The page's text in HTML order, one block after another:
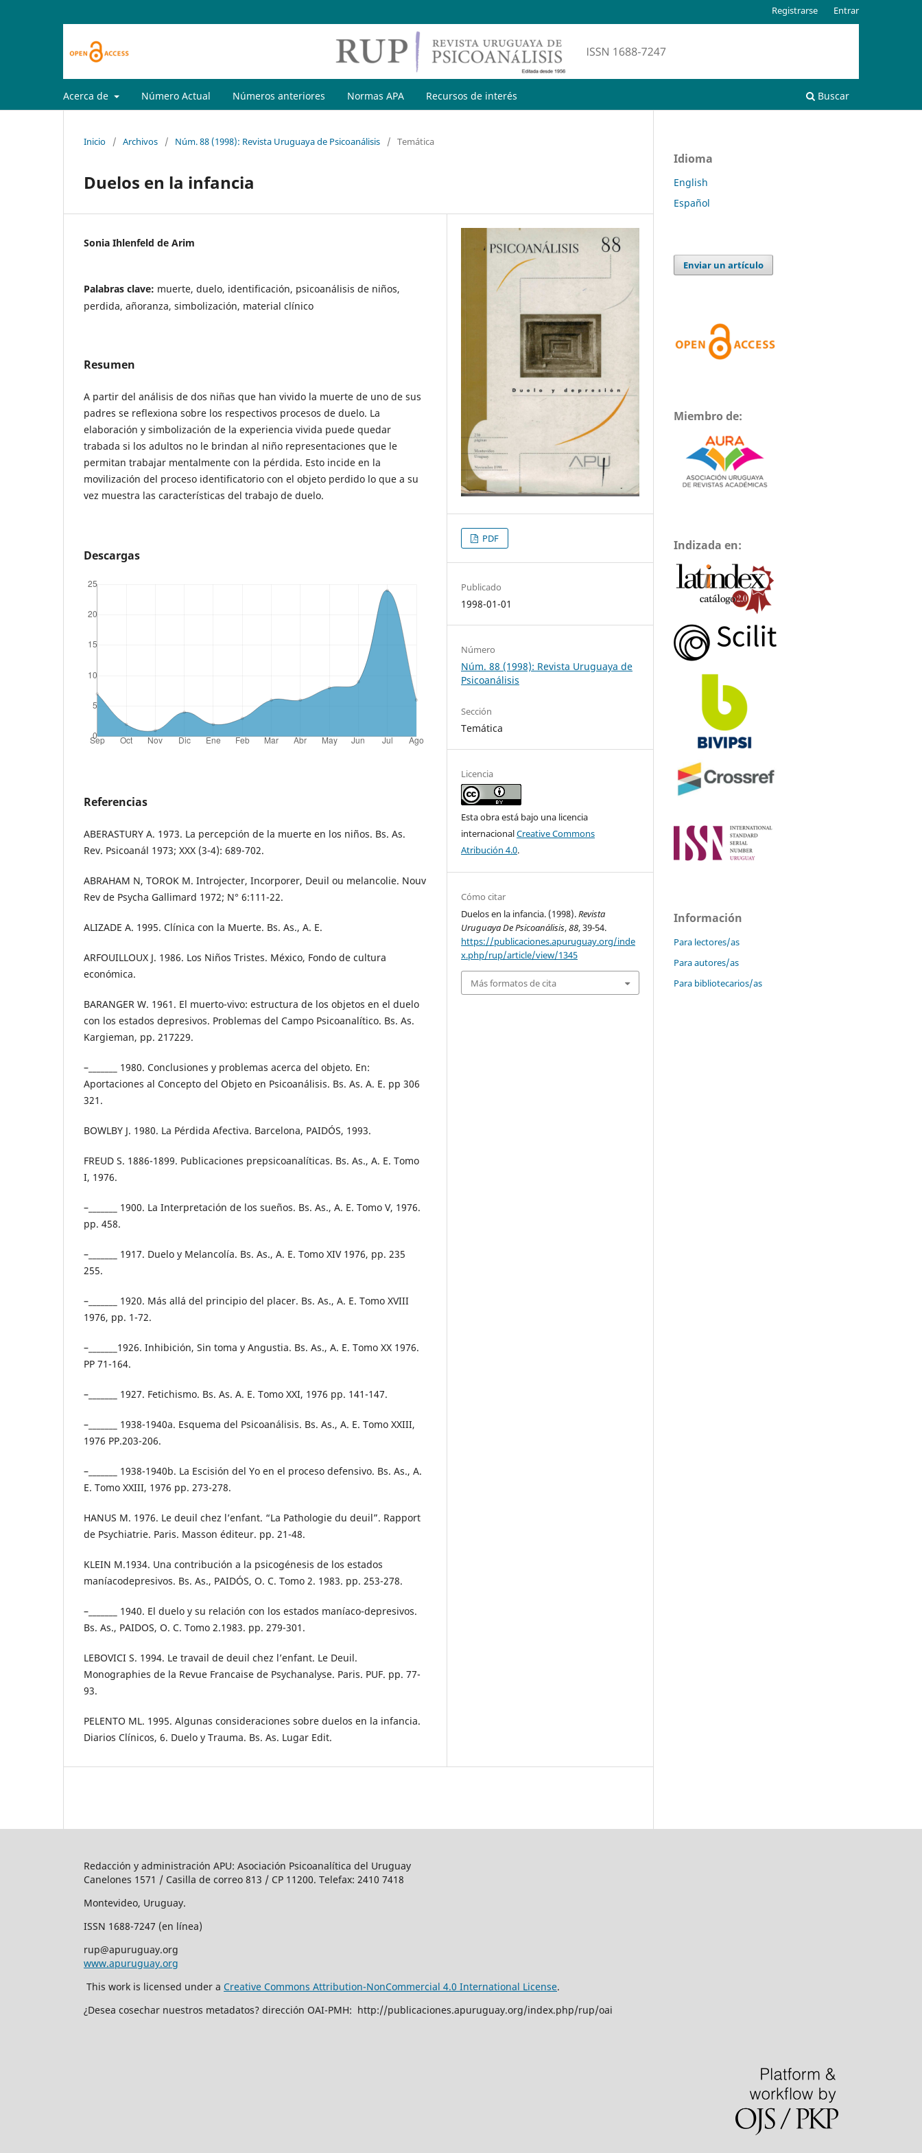
Acerca de Número Actual Números anteriores Normas APA Recursos de interés Buscar
Registrarse Entrar
Inicio / Archivos / Núm. 88 (1998): Revista Uruguaya de Psicoanálisis / Temática
Duelos en la infancia
Sonia Ihlenfeld de Arim
Palabras clave: muerte, duelo, identificación, psicoanálisis de niños,
perdida, añoranza, simbolización, material clínico
Resumen
A partir del análisis de dos niñas que han vivido la muerte de uno de sus
padres se reflexiona sobre los respectivos procesos de duelo. La
elaboración y simbolización de la experiencia vivida puede quedar
trabada si los adultos no le brindan al niño representaciones que le
permitan trabajar mentalmente con la pérdida. Esto incide en la
movilización del proceso identificatorio con el objeto perdido lo que a su
vez muestra las características del trabajo de duelo.
Descargas
Referencias
ABERASTURY A. 1973. La percepción de la muerte en los niños. Bs. As.
Rev. Psicoanál 1973; XXX (3-4): 689-702.
ABRAHAM N, TOROK M. Introjecter, Incorporer, Deuil ou melancolie. Nouv
Rev de Psycha Gallimard 1972; N° 6:111-22.
ALIZADE A. 1995. Clínica con la Muerte. Bs. As., A. E.
ARFOUILLOUX J. 1986. Los Niños Tristes. México, Fondo de cultura
económica.
BARANGER W. 1961. El muerto-vivo: estructura de los objetos en el duelo
con los estados depresivos. Problemas del Campo Psicoanalítico. Bs. As.
Kargieman, pp. 217229.
–_______ 1980. Conclusiones y problemas acerca del objeto. En:
Aportaciones al Concepto del Objeto en Psicoanálisis. Bs. As. A. E. pp 306
321.
BOWLBY J. 1980. La Pérdida Afectiva. Barcelona, PAIDÓS, 1993.
FREUD S. 1886-1899. Publicaciones prepsicoanalíticas. Bs. As., A. E. Tomo
I, 1976.
–_______ 1900. La Interpretación de los sueños. Bs. As., A. E. Tomo V, 1976.
pp. 458.
–_______ 1917. Duelo y Melancolía. Bs. As., A. E. Tomo XIV 1976, pp. 235
255.
–_______ 1920. Más allá del principio del placer. Bs. As., A. E. Tomo XVIII
1976, pp. 1-72.
–_______1926. Inhibición, Sin toma y Angustia. Bs. As., A. E. Tomo XX 1976.
PP 71-164.
–_______ 1927. Fetichismo. Bs. As. A. E. Tomo XXI, 1976 pp. 141-147.
–_______ 1938-1940a. Esquema del Psicoanálisis. Bs. As., A. E. Tomo XXIII,
1976 PP.203-206.
–_______ 1938-1940b. La Escisión del Yo en el proceso defensivo. Bs. As., A.
E. Tomo XXIII, 1976 pp. 273-278.
HANUS M. 1976. Le deuil chez l’enfant. “La Pathologie du deuil”. Rapport
de Psychiatrie. Paris. Masson éditeur. pp. 21-48.
KLEIN M.1934. Una contribución a la psicogénesis de los estados
maníacodepresivos. Bs. As., PAIDÓS, O. C. Tomo 2. 1983. pp. 253-278.
–_______ 1940. El duelo y su relación con los estados maníaco-depresivos.
Bs. As., PAIDOS, O. C. Tomo 2.1983. pp. 279-301.
LEBOVICI S. 1994. Le travail de deuil chez l’enfant. Le Deuil.
Monographies de la Revue Francaise de Psychanalyse. Paris. PUF. pp. 77-
93.
PELENTO ML. 1995. Algunas consideraciones sobre duelos en la infancia.
Diarios Clínicos, 6. Duelo y Trauma. Bs. As. Lugar Edit.
PDF
Publicado
1998-01-01
Número
Núm. 88 (1998): Revista Uruguaya de
Psicoanálisis
Sección
Temática
Licencia
Esta obra está bajo una licencia
internacionalCreative Commons
Atribución 4.0.
Cómo citar
Duelos en la infancia. (1998).Revista
Uruguaya De Psicoanálisis,88, 39-54.
https://publicaciones.apuruguay.org/inde
x.php/rup/article/view/1345
Más formatos de cita
Idioma
English
Español
Enviar un artículo
Miembro de:
Indizada en:
Información
Para lectores/as
Para autores/as
Para bibliotecarios/as
Redacción y administración APU: Asociación Psicoanalítica del Uruguay
Canelones 1571 / Casilla de correo 813 / CP 11200. Telefax: 2410 7418
Montevideo, Uruguay.
ISSN 1688-7247 (en línea)
rup@apuruguay.org
www.apuruguay.org
This work is licensed under a Creative Commons Attribution-NonCommercial 4.0 International License.
¿Desea cosechar nuestros metadatos? dirección OAI-PMH: http://publicaciones.apuruguay.org/index.php/rup/oai